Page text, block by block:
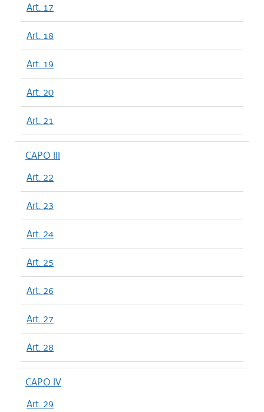
Art. 17
Art. 18
Art. 19
Art. 20
Art. 21
CAPO III
Art. 22
Art. 23
Art. 24
Art. 25
Art. 26
Art. 27
Art. 28
CAPO IV
Art. 29